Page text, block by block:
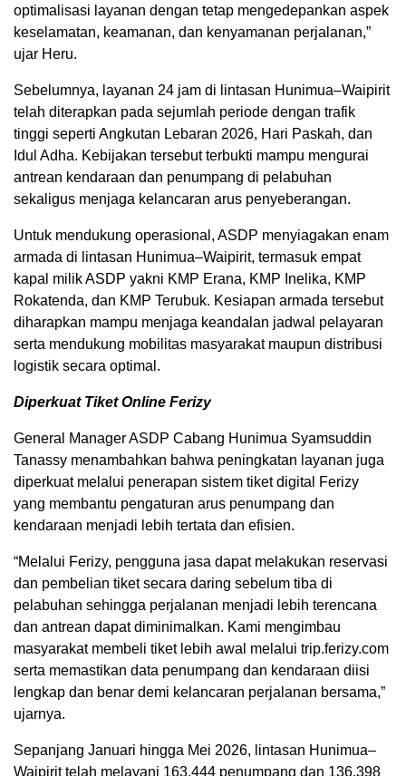
optimalisasi layanan dengan tetap mengedepankan aspek
keselamatan, keamanan, dan kenyamanan perjalanan,”
ujar Heru.
Sebelumnya, layanan 24 jam di lintasan Hunimua–Waipirit
telah diterapkan pada sejumlah periode dengan trafik
tinggi seperti Angkutan Lebaran 2026, Hari Paskah, dan
Idul Adha. Kebijakan tersebut terbukti mampu mengurai
antrean kendaraan dan penumpang di pelabuhan
sekaligus menjaga kelancaran arus penyeberangan.
Untuk mendukung operasional, ASDP menyiagakan enam
armada di lintasan Hunimua–Waipirit, termasuk empat
kapal milik ASDP yakni KMP Erana, KMP Inelika, KMP
Rokatenda, dan KMP Terubuk. Kesiapan armada tersebut
diharapkan mampu menjaga keandalan jadwal pelayaran
serta mendukung mobilitas masyarakat maupun distribusi
logistik secara optimal.
Diperkuat Tiket Online Ferizy
General Manager ASDP Cabang Hunimua Syamsuddin
Tanassy menambahkan bahwa peningkatan layanan juga
diperkuat melalui penerapan sistem tiket digital Ferizy
yang membantu pengaturan arus penumpang dan
kendaraan menjadi lebih tertata dan efisien.
“Melalui Ferizy, pengguna jasa dapat melakukan reservasi
dan pembelian tiket secara daring sebelum tiba di
pelabuhan sehingga perjalanan menjadi lebih terencana
dan antrean dapat diminimalkan. Kami mengimbau
masyarakat membeli tiket lebih awal melalui trip.ferizy.com
serta memastikan data penumpang dan kendaraan diisi
lengkap dan benar demi kelancaran perjalanan bersama,”
ujarnya.
Sepanjang Januari hingga Mei 2026, lintasan Hunimua–
Waipirit telah melayani 163.444 penumpang dan 136.398